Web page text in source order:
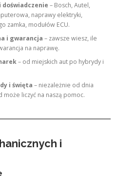
– Bosch, Autel,
naprawy elektryki,
zamka, modułów ECU.
i gwarancja – zawsze wiesz, ile
na naprawę.
– od miejskich aut po hybrydy i
i święta – niezależnie od dnia
liczyć na naszą pomoc.
i